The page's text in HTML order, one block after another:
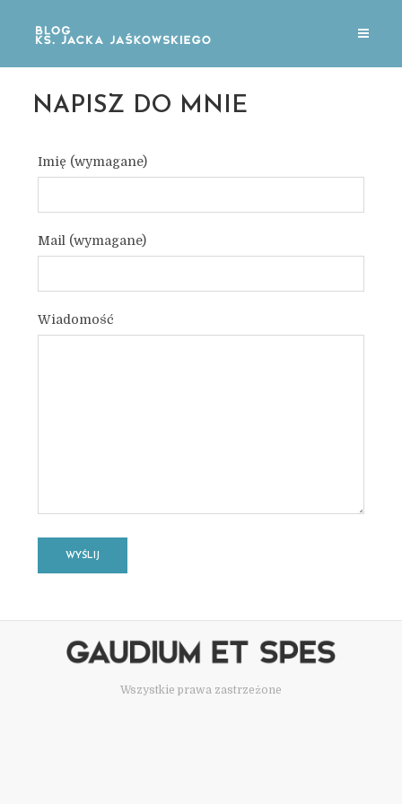
NAPISZ DO MNIE
Imię (wymagane)
Mail (wymagane)
Wiadomość
Wszystkie prawa zastrzeżone